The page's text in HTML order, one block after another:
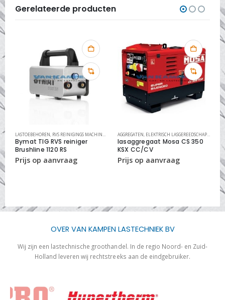
Gerelateerde producten
LASTOEBEHOREN RVS REINIGINGS MACHINES RVS REINIGINGS SYSTEMEN
Bymat TIG RVS reiniger
Brushline 1120 RS
AGGREGATEN ELEKTRISCH LASGEREEDSCHAP
lasaggregaat Mosa CS 350
KSX CC/CV
OVER VAN KAMPEN LASTECHNIEK BV
Wij zijn een lastechnische groothandel. In de regio Noord- en Zuid-
Holland leveren wij rechtstreeks aan de eindgebruiker.